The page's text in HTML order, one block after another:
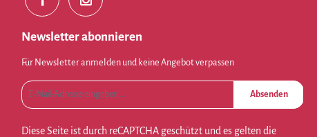
Newsletter abonnieren
Für Newsletter anmelden und keine Angebot verpassen
Absenden
Diese Seite ist durch reCAPTCHA geschützt und es gelten die